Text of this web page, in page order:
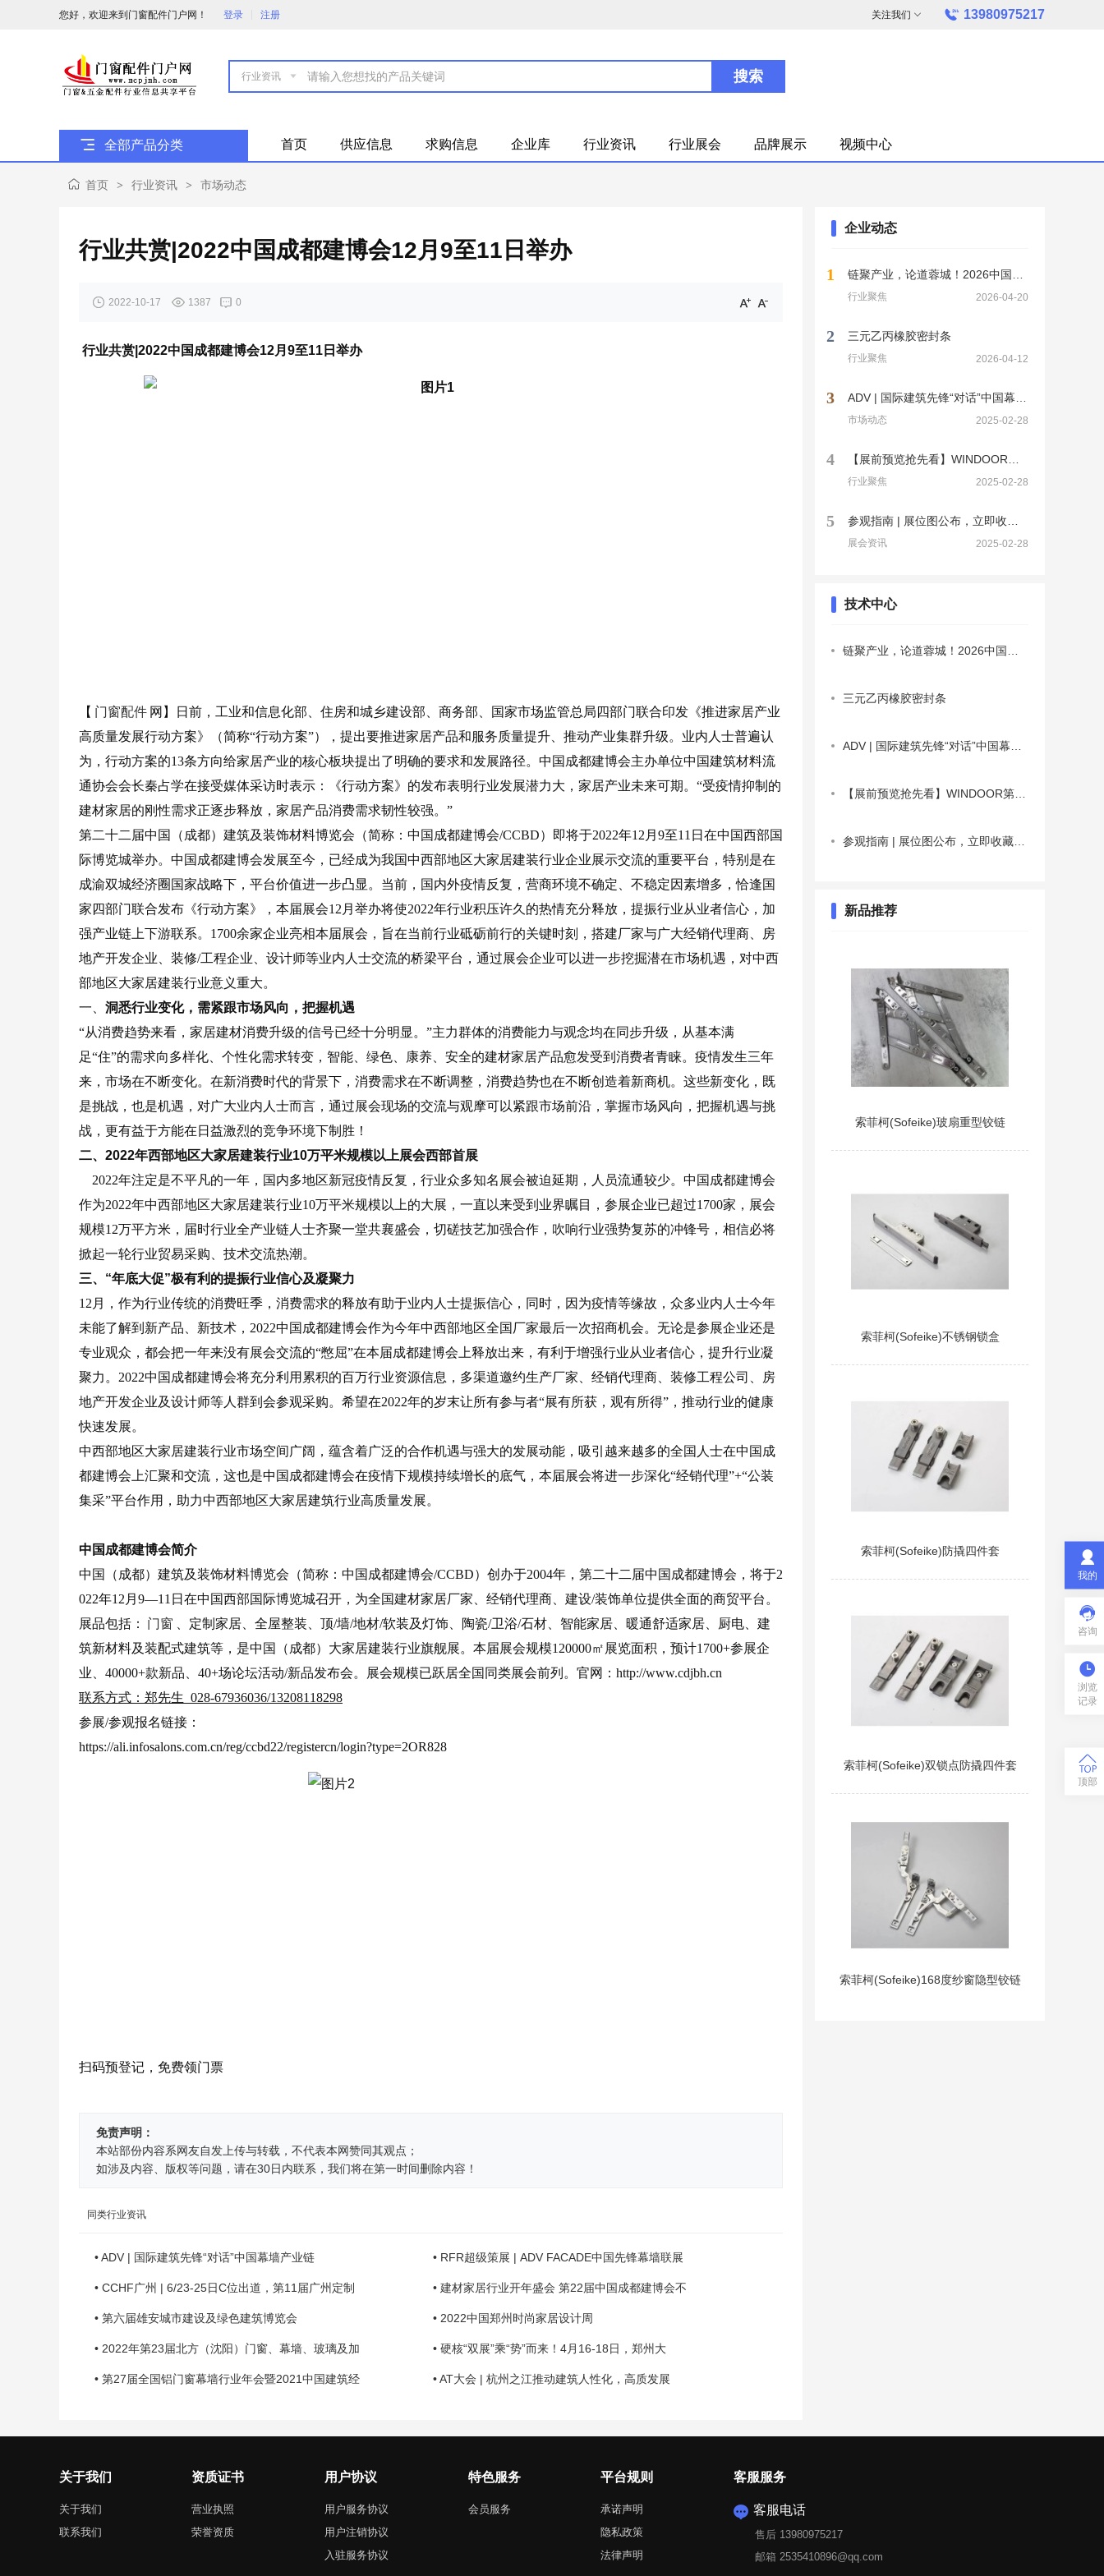
您好，欢迎来到门窗配件门户网！ 登录 注册 关注我们 13980975217
 搜索
全部产品分类 首页 供应信息 求购信息 企业库 行业资讯 行业展会 品牌展示 视频中心
首页 > 行业资讯 > 市场动态
行业共赏|2022中国成都建博会12月9至11日举办
2022-10-17 1387 0
行业共赏| 2022中国成都建博会12月9至11 日举办
【 门窗配件 网】日前，工业和信息化部、住房和城乡建设部、商务部、国家市场监管总局四部门联合印发《推进家居产业
高质量发展行动方案》（简称“行动方案”），提出要推进家居产品和服务质量提升、推动产业集群升级。业内人士普遍认
为，行动方案的13条方向给家居产业的核心板块提出了明确的要求和发展路径。中国成都建博会主办单位中国建筑材料流
通协会会长秦占学在接受媒体采访时表示：《行动方案》的发布表明行业发展潜力大，家居产业未来可期。“受疫情抑制的
建材家居的刚性需求正逐步释放，家居产品消费需求韧性较强。”
第二十二届中国（成都）建筑及装饰材料博览会（简称：中国成都建博会/CCBD）即将于2022年12月9至11日在中国西部国
际博览城举办。中国成都建博会发展至今，已经成为我国中西部地区大家居建装行业企业展示交流的重要平台，特别是在
成渝双城经济圈国家战略下，平台价值进一步凸显。当前，国内外疫情反复，营商环境不确定、不稳定因素增多，恰逢国
家四部门联合发布《行动方案》，本届展会12月举办将使2022年行业积压许久的热情充分释放，提振行业从业者信心，加
强产业链上下游联系。1700余家企业亮相本届展会，旨在当前行业砥砺前行的关键时刻，搭建厂家与广大经销代理商、房
地产开发企业、装修/工程企业、设计师等业内人士交流的桥梁平台，通过展会企业可以进一步挖掘潜在市场机遇，对中西
部地区大家居建装行业意义重大。
一、 洞悉行业变化，需紧跟市场风向，把握机遇
“从消费趋势来看，家居建材消费升级的信号已经十分明显。”主力群体的消费能力与观念均在同步升级，从基本满
足“住”的需求向多样化、个性化需求转变，智能、绿色、康养、安全的建材家居产品愈发受到消费者青睐。疫情发生三年
来，市场在不断变化。在新消费时代的背景下，消费需求在不断调整，消费趋势也在不断创造着新商机。这些新变化，既
是挑战，也是机遇，对广大业内人士而言，通过展会现场的交流与观摩可以紧跟市场前沿，掌握市场风向，把握机遇与挑
战，更有益于方能在日益激烈的竞争环境下制胜！
二、2022年西部地区大家居建装行业10万平米规模以上展会西部首展
2022年注定是不平凡的一年，国内多地区新冠疫情反复，行业众多知名展会被迫延期，人员流通较少。中国成都建博会
作为2022年中西部地区大家居建装行业10万平米规模以上的大展，一直以来受到业界瞩目，参展企业已超过1700家，展会
规模12万平方米，届时行业全产业链人士齐聚一堂共襄盛会，切磋技艺加强合作，吹响行业强势复苏的冲锋号，相信必将
掀起一轮行业贸易采购、技术交流热潮。
三、“年底大促”极有利的提振行业信心及凝聚力
12月，作为行业传统的消费旺季，消费需求的释放有助于业内人士提振信心，同时，因为疫情等缘故，众多业内人士今年
未能了解到新产品、新技术，2022中国成都建博会作为今年中西部地区全国厂家最后一次招商机会。无论是参展企业还是
专业观众，都会把一年来没有展会交流的“憋屈”在本届成都建博会上释放出来，有利于增强行业从业者信心，提升行业凝
聚力。2022中国成都建博会将充分利用累积的百万行业资源信息，多渠道邀约生产厂家、经销代理商、装修工程公司、房
地产开发企业及设计师等人群到会参观采购。希望在2022年的岁末让所有参与者“展有所获，观有所得”，推动行业的健康
快速发展。
中西部地区大家居建装行业市场空间广阔，蕴含着广泛的合作机遇与强大的发展动能，吸引越来越多的全国人士在中国成
都建博会上汇聚和交流，这也是中国成都建博会在疫情下规模持续增长的底气，本届展会将进一步深化“经销代理”+“公装
集采”平台作用，助力中西部地区大家居建筑行业高质量发展。
中国成都建博会简介
中国（成都）建筑及装饰材料博览会（简称：中国成都建博会/CCBD）创办于2004年，第二十二届中国成都建博会，将于2
022年12月9—11日在中国西部国际博览城召开，为全国建材家居厂家、经销代理商、建设/装饰单位提供全面的商贸平台。
展品包括：
门窗
、定制家居、全屋整装、顶/墙/地材/软装及灯饰、陶瓷/卫浴/石材、智能家居、暖通舒适家居、厨电、建
筑新材料及装配式建筑等，是中国（成都）大家居建装行业旗舰展。本届展会规模120000㎡展览面积，预计1700+参展企
业、40000+款新品、40+场论坛活动/新品发布会。展会规模已跃居全国同类展会前列。官网：http://www.cdjbh.cn
联系方式：郑先生 028-67936036/13208118298
参展/参观报名链接：
https://ali.infosalons.com.cn/reg/ccbd22/registercn/login?type=2OR828
扫码预登记，免费领门票
免责声明：
本站部份内容系网友自发上传与转载，不代表本网赞同其观点；
如涉及内容、版权等问题，请在30日内联系，我们将在第一时间删除内容！
同类行业资讯
• ADV | 国际建筑先锋“对话”中国幕墙产业链 • RFR超级策展 | ADV FACADE中国先锋幕墙联展
• CCHF广州 | 6/23-25日C位出道，第11届广州定制 • 建材家居行业开年盛会 第22届中国成都建博会不
• 第六届雄安城市建设及绿色建筑博览会 • 2022中国郑州时尚家居设计周
• 2022年第23届北方（沈阳）门窗、幕墙、玻璃及加 • 硬核“双展”乘“势”而来！4月16-18日，郑州大
• 第27届全国铝门窗幕墙行业年会暨2021中国建筑经 • AT大会 | 杭州之江推动建筑人性化，高质发展
企业动态
1
行业聚焦 2026-04-20
2 三元乙丙橡胶密封条
行业聚焦 2026-04-12
3
市场动态 2025-02-28
4
行业聚焦 2025-02-28
5
展会资讯 2025-02-28
技术中心
链聚产业，论道蓉城！2026中国系统门窗紫金峰会暨定制门窗
三元乙丙橡胶密封条
ADV | 国际建筑先锋“对话”中国幕墙产业链
【展前预览抢先看】WINDOOR第31届门窗幕墙新产品博览会
参观指南 | 展位图公布，立即收藏最全参观攻略！
新品推荐
索菲柯(Sofeike)玻扇重型铰链
索菲柯(Sofeike)不锈钢锁盒
索菲柯(Sofeike)防撬四件套
索菲柯(Sofeike)双锁点防撬四件套
索菲柯(Sofeike)168度纱窗隐型铰链
关于我们
关于我们
联系我们
资质证书
营业执照
荣誉资质
用户协议
用户服务协议
用户注销协议
入驻服务协议
特色服务
会员服务
平台规则
承诺声明
隐私政策
法律声明
客服服务
 客服电话
售后 13980975217
邮箱 2535410896@qq.com

我的

咨询

浏览
记录

顶部